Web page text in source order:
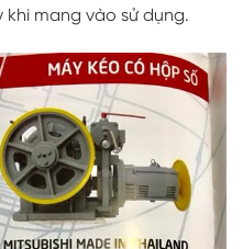
mang vào sử dụng.